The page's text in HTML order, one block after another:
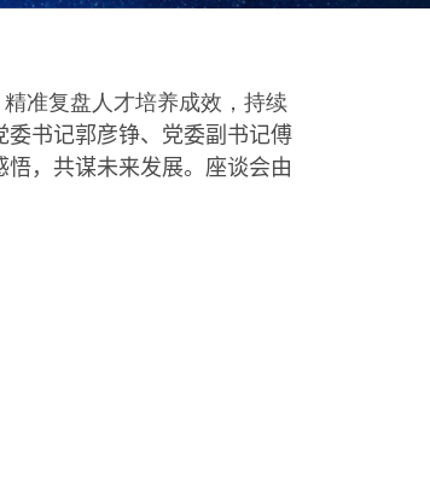
准复盘人才培养成效，持续
委书记郭彦铮、党委副书记傅
，共谋未来发展。 座谈会由